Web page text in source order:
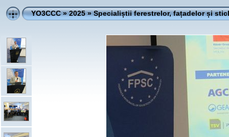
YO3CCC»2025»Specialiștii ferestrelor, fațadelor și